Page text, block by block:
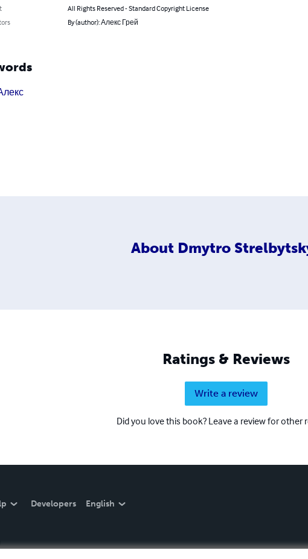
All Rights Reserved - Standard Copyright License
By (author): Алекс Грей
About Dmytro
Ratings & Reviews
Write a review
Did you love this book? Leave a review for other
Developers English